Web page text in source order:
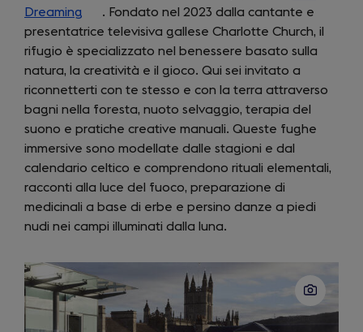
Dreaming (opens
in
a
new
tab)
. Fondato nel 2023 dalla cantante e
presentatrice televisiva gallese Charlotte Church, il
rifugio è specializzato nel benessere basato sulla
natura, la creatività e il gioco. Qui sei invitato a
riconnetterti con te stesso e con la terra attraverso
bagni nella foresta, nuoto selvaggio, terapia del
suono e pratiche creative manuali. Queste fughe
immersive sono modellate dalle stagioni e dal
calendario celtico e comprendono rituali elementali,
racconti alla luce del fuoco, preparazione di
medicinali a base di erbe e persino danze a piedi
nudi nei campi illuminati dalla luna.